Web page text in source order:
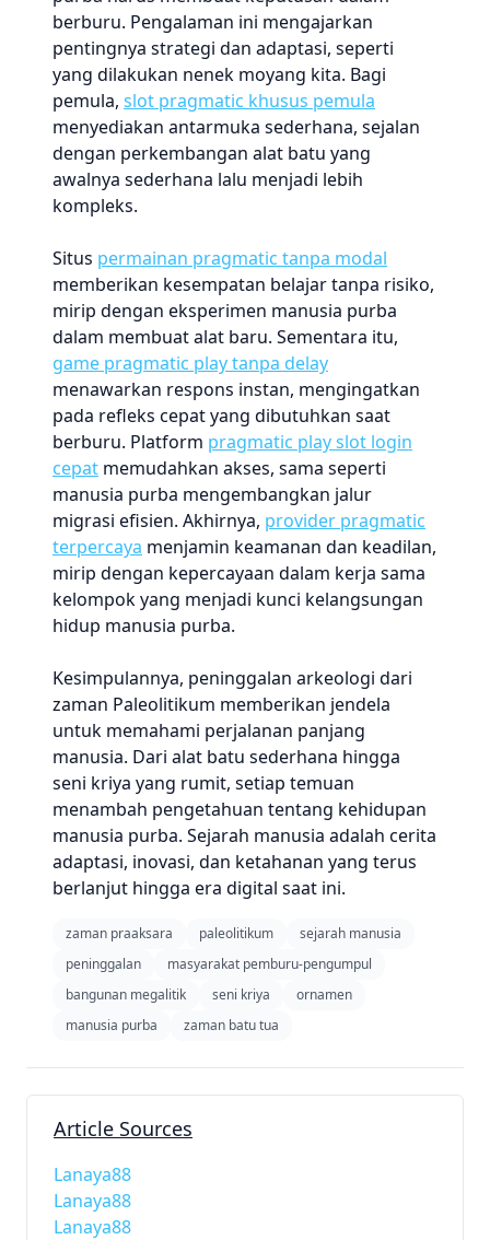
berburu. Pengalaman ini mengajarkan
pentingnya strategi dan adaptasi, seperti
yang dilakukan nenek moyang kita. Bagi
pemula, slot pragmatic khusus pemula
menyediakan antarmuka sederhana, sejalan
dengan perkembangan alat batu yang
awalnya sederhana lalu menjadi lebih
kompleks.
Situs permainan pragmatic tanpa modal
memberikan kesempatan belajar tanpa risiko,
mirip dengan eksperimen manusia purba
dalam membuat alat baru. Sementara itu,
game pragmatic play tanpa delay
menawarkan respons instan, mengingatkan
pada refleks cepat yang dibutuhkan saat
berburu. Platform pragmatic play slot login
cepat memudahkan akses, sama seperti
manusia purba mengembangkan jalur
migrasi efisien. Akhirnya, provider pragmatic
terpercaya menjamin keamanan dan keadilan,
mirip dengan kepercayaan dalam kerja sama
kelompok yang menjadi kunci kelangsungan
hidup manusia purba.
Kesimpulannya, peninggalan arkeologi dari
zaman Paleolitikum memberikan jendela
untuk memahami perjalanan panjang
manusia. Dari alat batu sederhana hingga
seni kriya yang rumit, setiap temuan
menambah pengetahuan tentang kehidupan
manusia purba. Sejarah manusia adalah cerita
adaptasi, inovasi, dan ketahanan yang terus
berlanjut hingga era digital saat ini.
zaman praaksara paleolitikum
sejarah manusia
peninggalan
masyarakat pemburu-pengumpul
bangunan megalitik
seni kriya
ornamen
manusia purba
zaman batu tua
Article Sources
Lanaya88
Lanaya88
Lanaya88